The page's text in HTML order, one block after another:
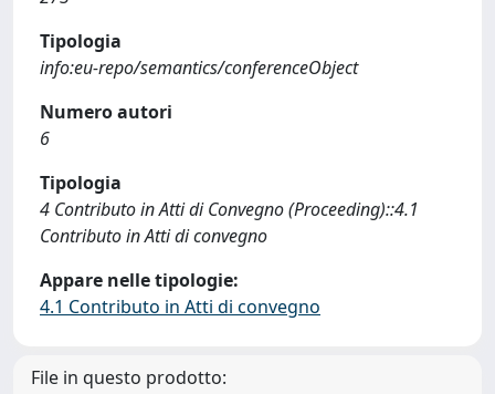
Tipologia
info:eu-repo/semantics/conferenceObject
Numero autori
6
Tipologia
4 Contributo in Atti di Convegno (Proceeding)::4.1
Contributo in Atti di convegno
Appare nelle tipologie:
4.1 Contributo in Atti di convegno
File in questo prodotto: